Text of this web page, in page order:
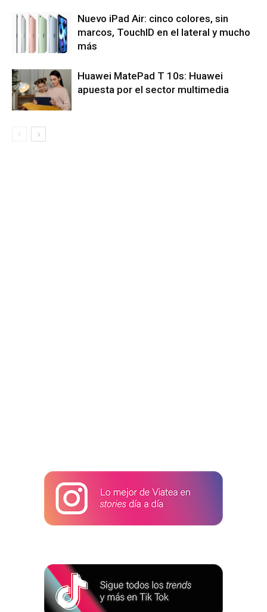
Nuevo iPad Air: cinco colores, sin
marcos, TouchID en el lateral y mucho
más
Huawei MatePad T 10s: Huawei
apuesta por el sector multimedia